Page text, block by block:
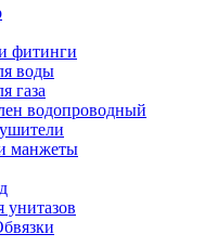
фитинги
воды
газа
водопроводный
манжеты
унитазов